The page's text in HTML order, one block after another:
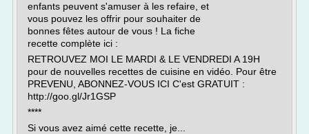
enfants peuvent s'amuser à les refaire, et
vous pouvez les offrir pour souhaiter de
bonnes fêtes autour de vous ! La fiche
recette complète ici :
RETROUVEZ MOI LE MARDI & LE VENDREDI A 19H
pour de nouvelles recettes de cuisine en vidéo. Pour être
PREVENU, ABONNEZ-VOUS ICI C'est GRATUIT :
http://goo.gl/Jr1GSP
****
Si vous avez aimé cette recette, je...